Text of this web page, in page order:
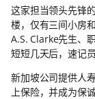
这家担当领头先锋
楼，仅有三间小房
A.S. Clarke先生、
短短几天后，速记
新加坡公司提供人
上保险，并成为保